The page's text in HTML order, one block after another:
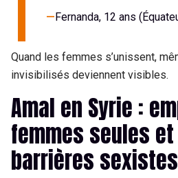
Fernanda, 12 ans
Quand les femmes s’unissent,
invisibilisés deviennent visibles.
Amal en Syrie :
femmes seules
barrières sexistes